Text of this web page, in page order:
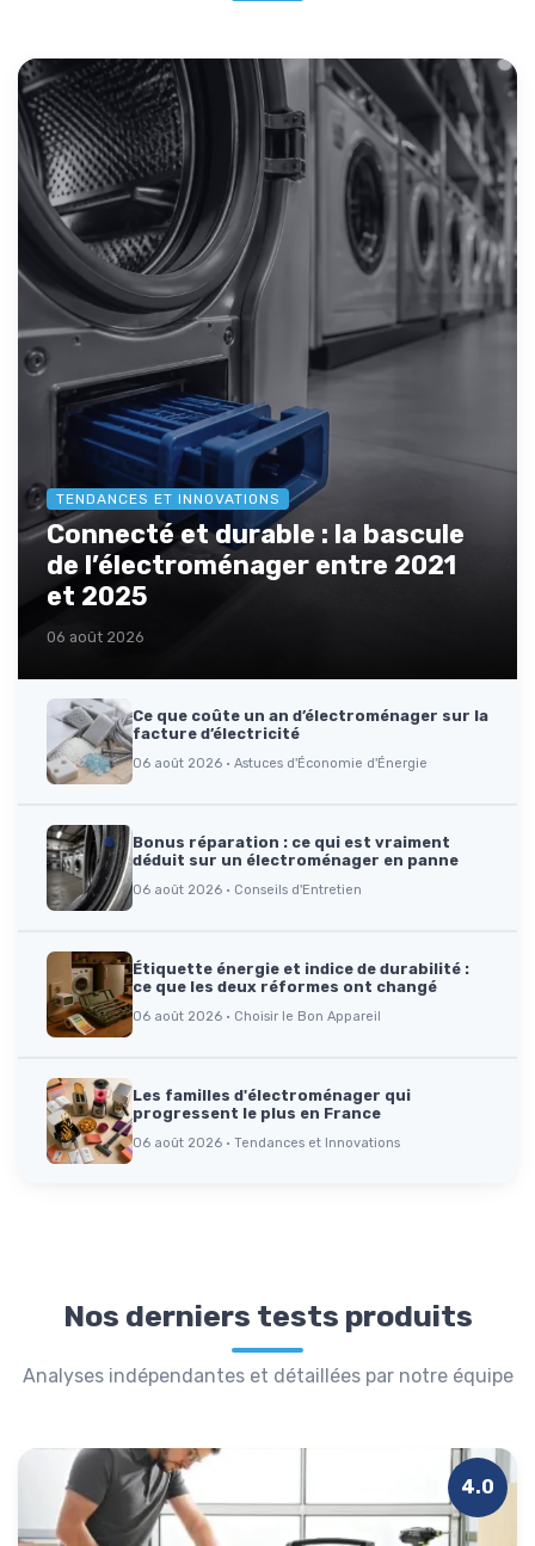
TENDANCES ET INNOVATIONS
Connecté et durable : la bascule
de l’électroménager entre 2021
et 2025
06 août 2026
Ce que coûte un an d’électroménager sur la
facture d’électricité
06 août 2026 · Astuces d'Économie d'Énergie
Bonus réparation : ce qui est vraiment
déduit sur un électroménager en panne
06 août 2026 · Conseils d'Entretien
Étiquette énergie et indice de durabilité :
ce que les deux réformes ont changé
06 août 2026 · Choisir le Bon Appareil
Les familles d'électroménager qui
progressent le plus en France
06 août 2026 · Tendances et Innovations
Nos derniers tests produits
Analyses indépendantes et détaillées par notre équipe
4.0